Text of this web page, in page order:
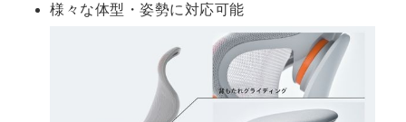
様々な体型・姿勢に対応可能